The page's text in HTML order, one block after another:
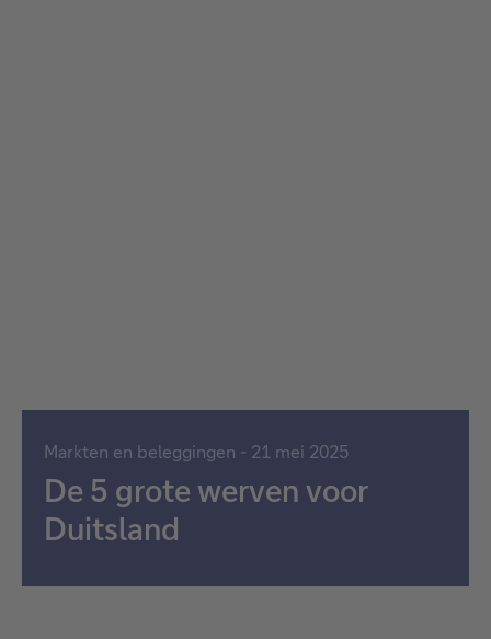
Markten en beleggingen - 21 mei 2025
De 5 grote werven voor
Duitsland